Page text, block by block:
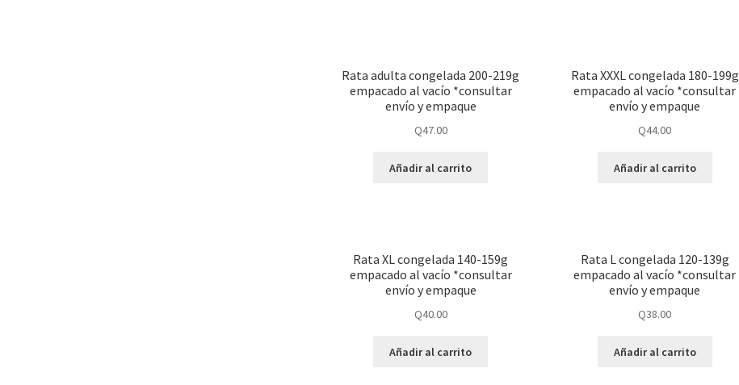
Rata adulta congelada 200-219g
empacado al vacío *consultar
envío y empaque
Q47.00
Añadir al carrito
Rata XXXL congelada 180-199g
empacado al vacío *consultar
envío y empaque
Q44.00
Añadir al carrito
Rata XL congelada 140-159g
empacado al vacío *consultar
envío y empaque
Q40.00
Añadir al carrito
Rata L congelada 120-139g
empacado al vacío *consultar
envío y empaque
Q38.00
Añadir al carrito